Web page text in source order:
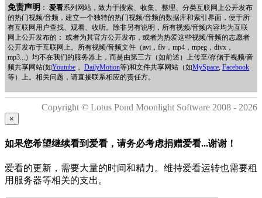
免责声明 ： 爱看系列网站，致力于搜索、收集、整理、分类互联网上公开发布
的热门视频/音频，建立一个独特的热门视频/音频的数据库和索引界面，便于所
有互联网用户查找、观看、收听。除非另有说明，所有视频/音频内容均为互联
网上公开发布的： 或者为其官方公开发布，或者为热爱这些视频/音频的志愿者
公开发布于互联网上。所有视频/音频文件（avi，flv，mp4，mpeg，divx，
mp3...）均不在我们的服务器上，而是由第三方（如前述）上传至/存储于视频/音
频共享网站(如Youtube ， DailyMotion等)和文件共享网站（如MySpace, Facebook
等）上。相关问题，请直接联系相应的责任方。
Copyright © Lotus Pond Moonlight Software 2008 - 2026
×
如果您希望继续看到爱看，请务必考虑捐赠爱看...谢谢！
爱看的更新，需要大量的时间和精力。维持爱看运转也需要租
用服务器等相关的支出。